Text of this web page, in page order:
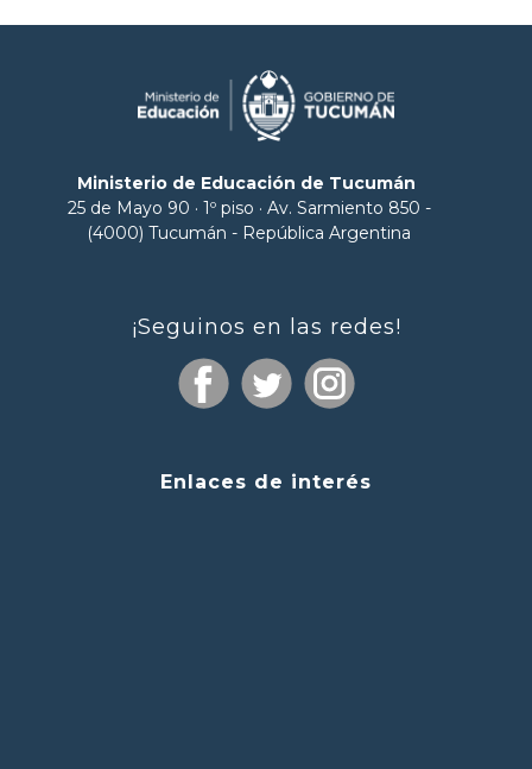
Ministerio de Educación de Tucumán
25 de Mayo 90 · 1º piso · Av. Sarmiento 850 -
(4000) Tucumán - República Argentina
¡Seguinos en las redes!
Enlaces de interés